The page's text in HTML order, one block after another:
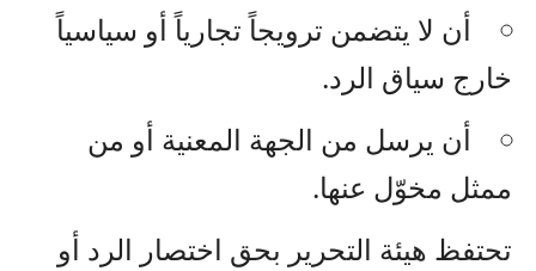
أن لا يتضمن ترويجاً تجارياً أو سياسياً
خارج سياق الرد.
أن يرسل من الجهة المعنية أو من
ممثل مخوّل عنها.
تحتفظ هيئة التحرير بحق اختصار الرد أو